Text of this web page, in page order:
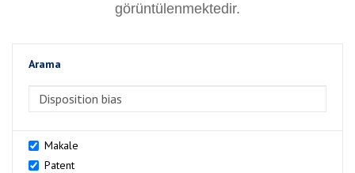
görüntülenmektedir.
Arama
Makale
Patent